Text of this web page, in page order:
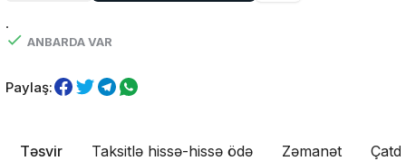
.
ANBARDA VAR
Paylaş:
Təsvir Taksitlə hissə-hissə ödə Zəmanət